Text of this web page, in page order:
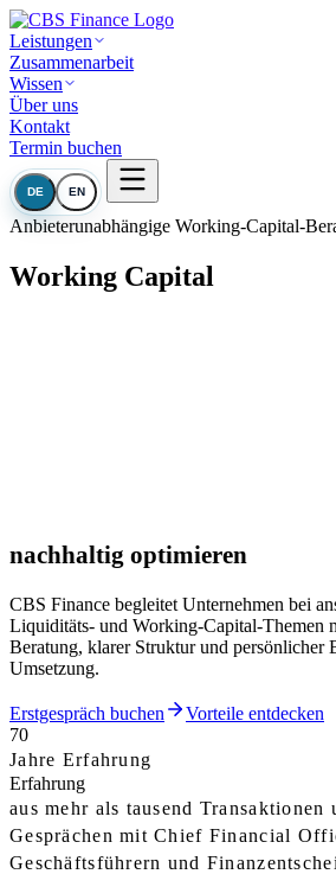
Leistungen
Zusammenarbeit
Wissen
Über uns
Kontakt
Termin buchen
DE EN
Anbieterunabhängige Working-Capital-
Working Capital
nachhaltig optimieren
CBS Finance begleitet Unternehmen bei
Liquiditäts- und Working-Capital-Themen
Beratung, klarer Struktur und persönlicher
Umsetzung.
Erstgespräch buchen
Vorteile entdecken
70
Jahre Erfahrung
Erfahrung
aus mehr als tausend Transaktionen
Gesprächen mit Chief Financial
Geschäftsführern und